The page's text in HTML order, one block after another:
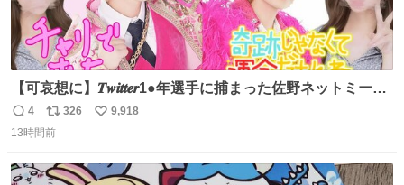
【可哀想に】𝑻𝒘𝒊𝒕𝒕𝒆𝒓1●年選手に捕まった佐野ネットミーム
勇斗さんのコラボプリ
返
信
4
リ
ポ
ト
326
い
数
9,918
13時間前